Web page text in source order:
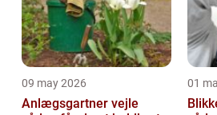
09 may 2026
Anlægsgartner vejle
01